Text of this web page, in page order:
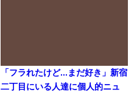
「フラれたけど...まだ好き」新宿
二丁目にいる人達に個人的ニュ